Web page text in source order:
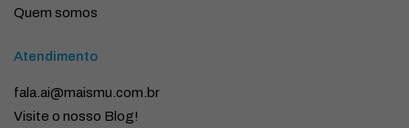
Quem somos
Atendimento
fala.ai@maismu.com.br
Visite o nosso Blog!